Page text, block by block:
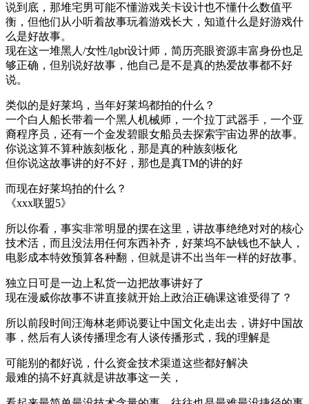
说到底，那堆宅男可能不懂游戏关卡设计也不懂什么数值平
衡，但他们从小听着故事玩着游戏长大，知道什么是好游戏什
么是好故事。
现在这一堆黑人/女性/lgbt设计师，简历亮眼资源丰富身份也足
够正确，但别说好故事，他自己是不是真的热爱故事都不好
说。
类似的是好莱坞，当年好莱坞都拍的什么？
一个白人船长带着一个黑人机械师，一个拉丁武器手，一个亚
裔程序员，还有一个金发碧眼女船员去探索宇宙边界的故事。
你说这算不算种族刻板化，那是真的种族刻板化
但你说这故事讲的好不好，那也是真TM的讲的好
而现在好莱坞拍的什么？
《xxx联盟5》
所以你看，事实非常明显的摆在这里，讲故事绝绝对对的核心
技术活，而且没法用任何东西补齐，好莱坞不缺钱也不缺人，
电影成本特效预算各种翻，但就是讲不出当年一样的好故事。
独立日可是一边上私货一边把故事讲好了
现在漫威你故事不讲直接就开始上政治正确课这谁受得了？
所以前段时间汪海林老师说要让中国文化走出去，讲好中国故
事，然后有人谈传播理念有人谈传播形式，我的理解是
可能别的都好说，什么资金技术渠道这些都好解决
最难的搞不好真就是讲故事这一关，